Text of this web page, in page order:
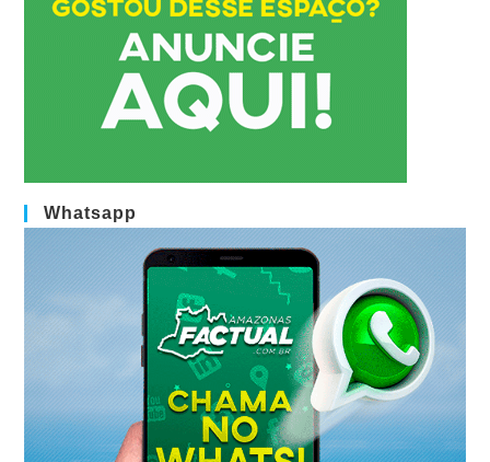
Whatsapp